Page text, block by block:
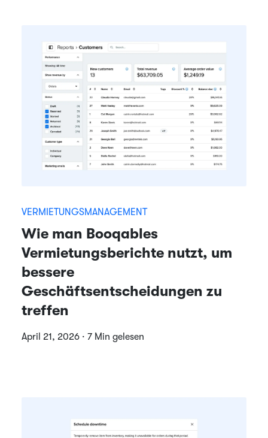
VERMIETUNGSMANAGEMENT
Wie man Booqables
Vermietungsberichte nutzt, um
bessere
Geschäftsentscheidungen zu
treffen
April 21, 2026 · 7 Min gelesen